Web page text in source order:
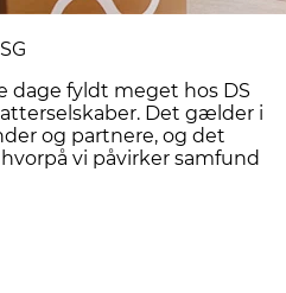
dage fyldt meget hos DS
Det gælder i
og partnere, og det
vi påvirker samfund